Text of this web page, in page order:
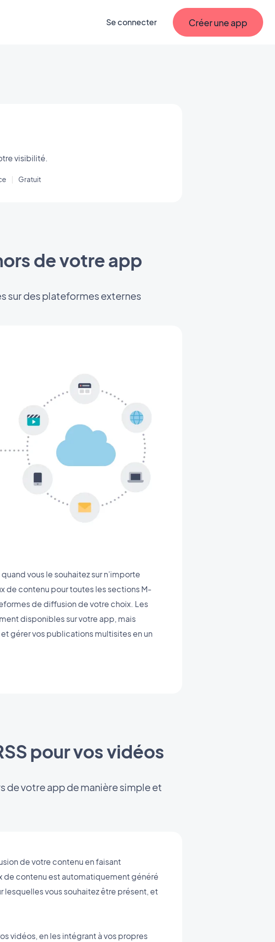
Se connecter Créer une app
visibilité.
Gratuit
de votre app
sur des plateformes externes
vous le souhaitez sur n’importe
contenu pour toutes les sections M-
de diffusion de votre choix. Les
disponibles sur votre app, mais
gérer vos publications multisites en un
pour vos vidéos
de votre app de manière simple et
de votre contenu en faisant
de contenu est automatiquement généré
lesquelles vous souhaitez être présent, et
vidéos, en les intégrant à vos propres